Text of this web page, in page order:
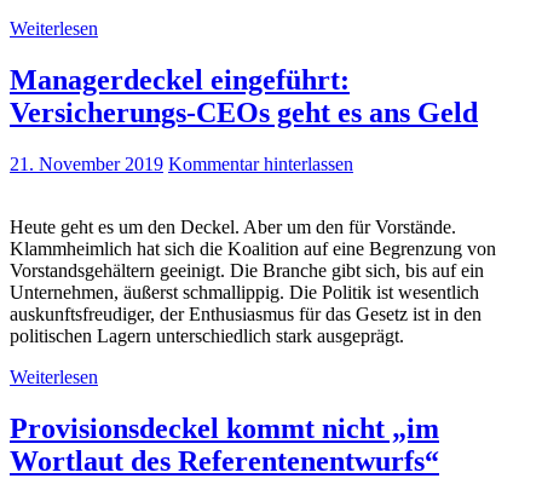
Weiterlesen
Managerdeckel eingeführt:
Versicherungs-CEOs geht es ans Geld
21. November 2019 Kommentar hinterlassen
Heute geht es um den Deckel. Aber um den für Vorstände.
Klammheimlich hat sich die Koalition auf eine Begrenzung von
Vorstandsgehältern geeinigt. Die Branche gibt sich, bis auf ein
Unternehmen, äußerst schmallippig. Die Politik ist wesentlich
auskunftsfreudiger, der Enthusiasmus für das Gesetz ist in den
politischen Lagern unterschiedlich stark ausgeprägt.
Weiterlesen
Provisionsdeckel kommt nicht „im
Wortlaut des Referentenentwurfs“